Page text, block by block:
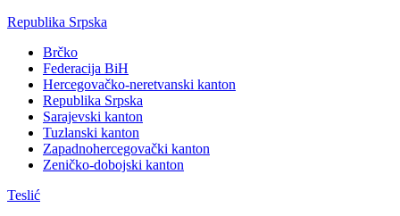
Republika Srpska
Brčko
Federacija BiH
Hercegovačko-neretvanski kanton
Republika Srpska
Sarajevski kanton
Tuzlanski kanton
Zapadnohercegovački kanton
Zeničko-dobojski kanton
Teslić